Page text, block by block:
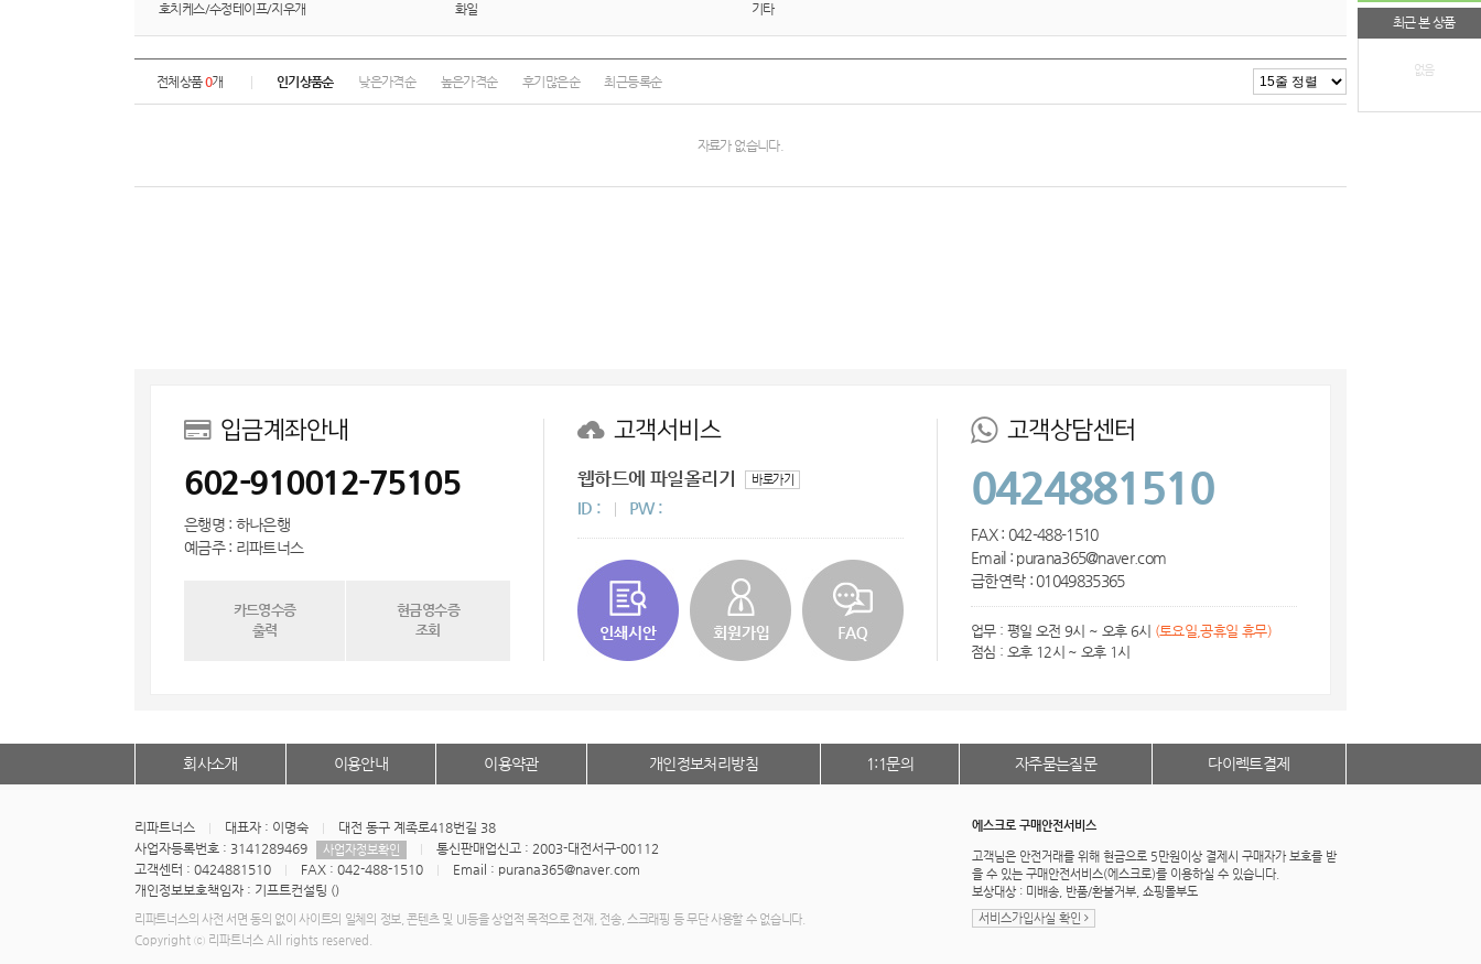
AP-100017
AP-100028
AP-100048
AP-100103
AP-100055
AP-100003
AP-100185
AP-100053
AP-100068
최근 본 상품
없음
호치케스/수정테이프/지우개
화일 기타
전체상품0개 인기상품순 낮은가격순 높은가격순 후기많은순 최근등록순
자료가 없습니다.
입금계좌안내
602-910012-75105
은행명 : 하나은행
예금주 : 리파트너스
카드영수증
출력
현금영수증
조회
고객서비스
웹하드에 파일올리기 바로가기
ID : PW :
고객상담센터
0424881510
FAX : 042-488-1510
Email : purana365@naver.com
급한연락 : 01049835365
업무 : 평일 오전 9시 ~ 오후 6시 (토요일,공휴일 휴무)
점심 : 오후 12시 ~ 오후 1시
회사소개 이용안내 이용약관 개인정보처리방침 1:1문의 자주묻는질문 다이렉트결제
리파트너스 대표자 : 이명숙
대전 동구 계족로418번길 38
사업자등록번호 : 3141289469
사업자정보확인
통신판매업신고 : 2003-대전서구-00112
고객센터 : 0424881510
FAX : 042-488-1510
Email : purana365@naver.com
개인정보보호책임자 : 기프트컨설팅 ()
리파트너스의 사전 서면 동의 없이 사이트의 일체의 정보, 콘텐츠 및 UI등을 상업적 목적으로 전재, 전송, 스크래핑 등 무단 사용할 수 없습니다.
Copyright ⓒ 리파트너스 All rights reserved.
에스크로 구매안전서비스
고객님은 안전거래를 위해 현금으로 5만원이상 결제시 구매자가 보호를 받
을 수 있는 구매안전서비스(에스크로)를 이용하실 수 있습니다.
보상대상 : 미배송, 반품/환불거부, 쇼핑몰부도
서비스가입사실 확인